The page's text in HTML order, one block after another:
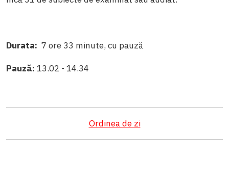
Durata: 7 ore 33 minute, cu pauză
Pauză: 13.02 - 14.34
Ordinea de zi